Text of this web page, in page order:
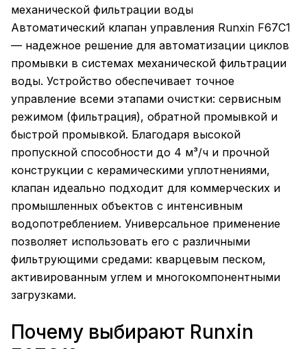
механической фильтрации воды
Автоматический клапан управления Runxin F67C1
— надежное решение для автоматизации циклов
промывки в системах механической фильтрации
воды. Устройство обеспечивает точное
управление всеми этапами очистки: сервисным
режимом (фильтрация), обратной промывкой и
быстрой промывкой. Благодаря высокой
пропускной способности до 4 м³/ч и прочной
конструкции с керамическими уплотнениями,
клапан идеально подходит для коммерческих и
промышленных объектов с интенсивным
водопотреблением. Универсальное применение
позволяет использовать его с различными
фильтрующими средами: кварцевым песком,
активированным углем и многокомпонентными
загрузками.
Почему выбирают Runxin